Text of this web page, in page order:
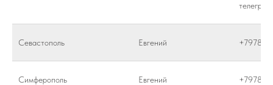
Севастополь Евгений
Симферополь Евгений